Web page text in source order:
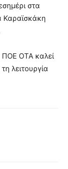
στα
Καραϊσκάκη
ΟΤΑ καλεί
λειτουργία